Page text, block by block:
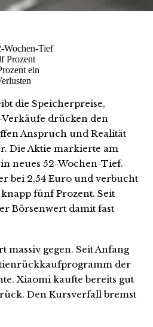
Wochen-Tief
Prozent
ein
die Speicherpreise,
drücken den
Anspruch und Realität
Die Aktie markierte am
neues 52-Wochen-Tief.
bei 2,54 Euro und verbucht
fünf Prozent. Seit
Börsenwert damit fast
massiv gegen. Seit Anfang
der
Xiaomi kaufte bereits gut
Den Kursverfall bremst